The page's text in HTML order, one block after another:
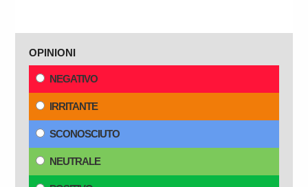
OPINIONI
NEGATIVO
IRRITANTE
SCONOSCIUTO
NEUTRALE